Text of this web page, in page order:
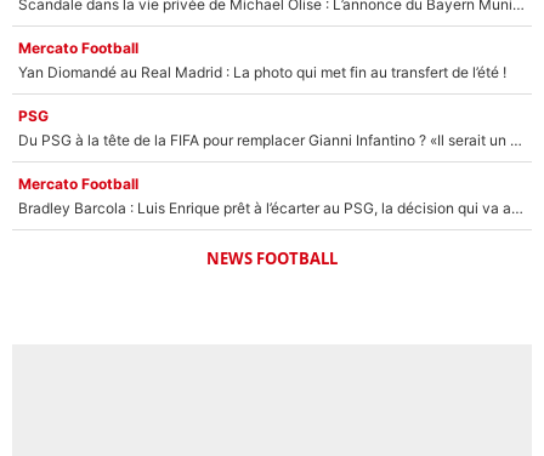
Scandale dans la vie privée de Michael Olise : L’annonce du Bayern Munich sur son enfant caché
Mercato Football
Yan Diomandé au Real Madrid : La photo qui met fin au transfert de l’été !
PSG
Du PSG à la tête de la FIFA pour remplacer Gianni Infantino ? «Il serait un mauvais président», le patron de la Liga s'attaque à Nasser Al-Khelaïfi !
Mercato Football
Bradley Barcola : Luis Enrique prêt à l’écarter au PSG, la décision qui va accélérer son transfert à Liverpool ?
NEWS FOOTBALL